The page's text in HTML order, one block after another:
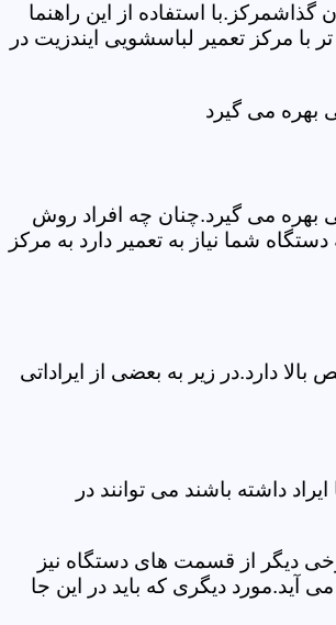
استفاده از این راهنما
مرکز تعمیر لباسشویی ایندزیت در
بهره می گیرد
بهره می گیرد.چنان چه افراد روش
شما نیاز به تعمیر دارد به مرکز
دارد.در زیر به بعضی از ایراداتی
داشته باشند می توانند در
دیگر از قسمت های دستگاه نیز
آید.مورد دیگری که باید در این جا